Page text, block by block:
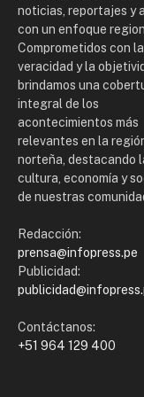
noticias, reportajes y
con un enfoque
Comprometidos con la
veracidad y la
brindamos una
integral de los
acontecimientos más
relevantes en la
norteña, destacando
cultura, economía y
de nuestras
Redacción:
prensa@infopress.pe
Publicidad:
Contáctanos:
+51 964 129 400